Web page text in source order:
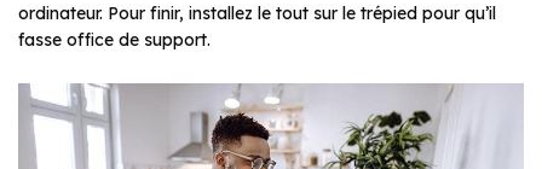
ordinateur. Pour finir, installez le tout sur le trépied pour qu’il
fasse office de support.